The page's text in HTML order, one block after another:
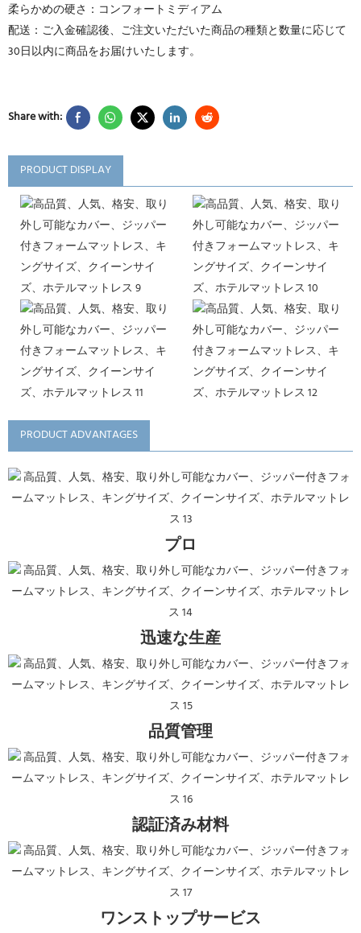
柔らかめの硬さ：コンフォートミディアム
配送：ご入金確認後、ご注文いただいた商品の種類と数量に応じて
30日以内に商品をお届けいたします。
Share with:
PRODUCT DISPLAY
PRODUCT ADVANTAGES
プロ
迅速な生産
品質管理
認証済み材料
ワンストップサービス